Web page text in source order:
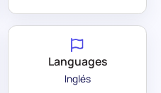
Languages
Inglés